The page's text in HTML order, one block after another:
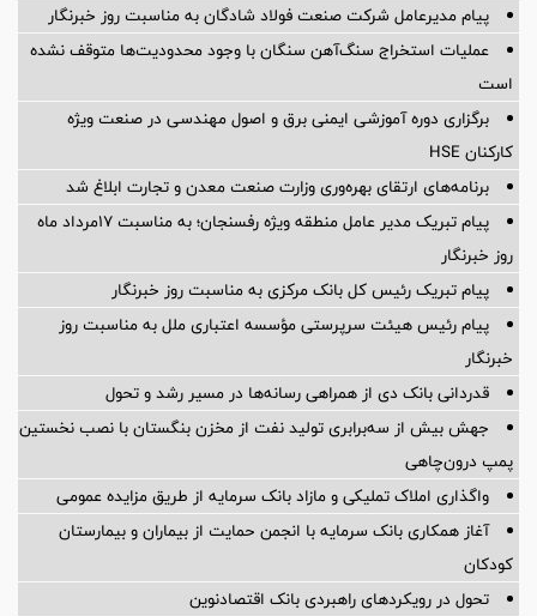
پیام مدیرعامل شرکت صنعت فولاد شادگان به مناسبت روز خبرنگار
عملیات استخراج سنگ‌آهن سنگان با وجود محدودیت‌ها متوقف نشده
است
برگزاری دوره آموزشی ایمنی برق و اصول مهندسی در صنعت ویژه
کارکنان HSE
برنامه‌های ارتقای بهره‌وری وزارت صنعت معدن و تجارت ابلاغ شد
پیام تبریک مدیر عامل منطقه ویژه رفسنجان؛ به مناسبت ۱۷مرداد ماه
روز خبرنگار
پیام تبریک رئیس کل بانک مرکزی به مناسبت روز خبرنگار
پیام رئیس هیئت سرپرستی مؤسسه اعتباری ملل به مناسبت روز
خبرنگار
قدردانی بانک دی از همراهی رسانه‌ها در مسیر رشد و تحول
جهش بیش از سه‌برابری تولید نفت از مخزن بنگستان با نصب نخستین
پمپ درون‌چاهی
واگذاری املاک تملیکی و مازاد بانک سرمایه از طریق مزایده عمومی
آغاز همکاری بانک سرمایه با انجمن حمایت از بیماران و بیمارستان
کودکان
تحول در رویکردهای راهبردی بانک اقتصادنوین